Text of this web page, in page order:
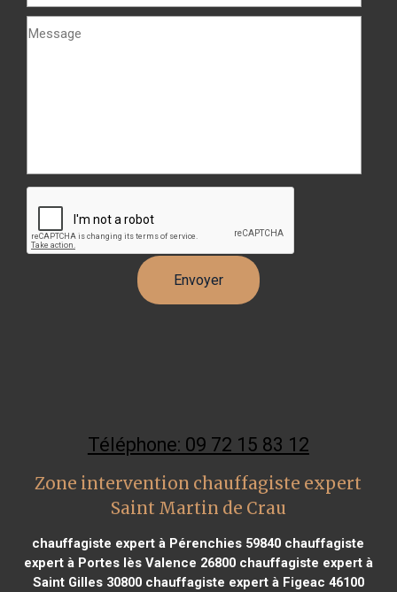
Téléphone: 09 72 15 83 12
Zone intervention chauffagiste expert
Saint Martin de Crau
chauffagiste expert à Pérenchies 59840 chauffagiste
expert à Portes lès Valence 26800chauffagiste expert à
Saint Gilles 30800chauffagiste expert à Figeac 46100